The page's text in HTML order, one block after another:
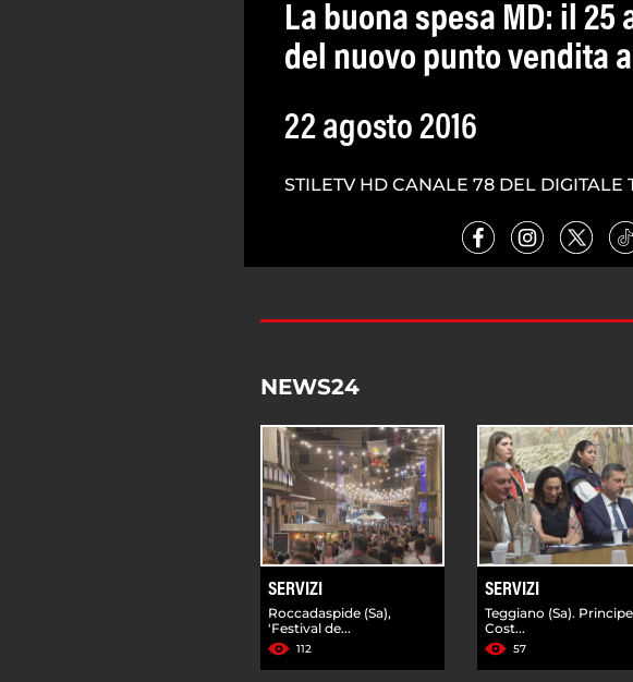
La buona spesa MD: il
del nuovo punto vendita
22 agosto 2016
STILETV HD CANALE 78 DEL DIGITALE
NEWS24
SERVIZI
Roccadaspide (Sa),
'Festival de...
112
SERVIZI
Teggiano (Sa).
Cost...
57